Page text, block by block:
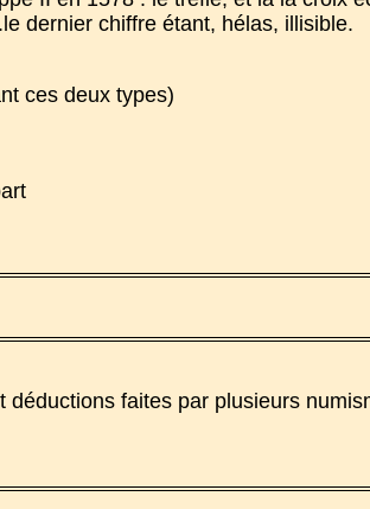
dernier chiffre étant, hélas, illisible.
ces deux types)
faites par plusieurs